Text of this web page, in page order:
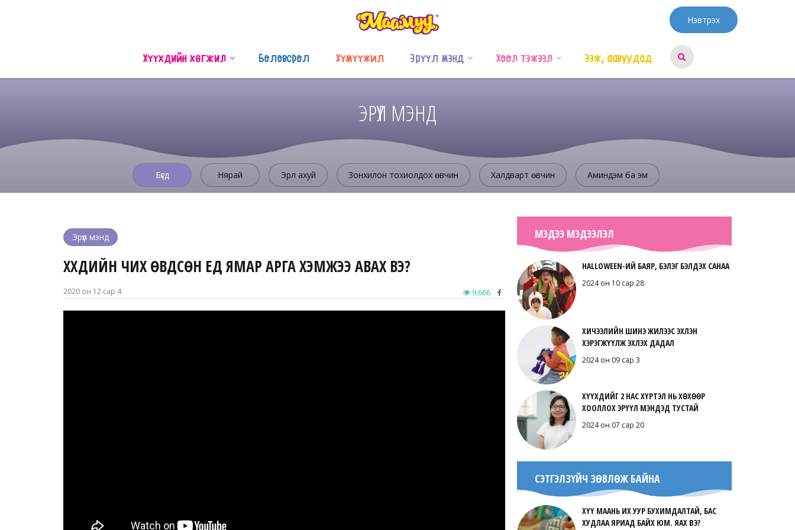
Нэвтрэх
Хүүхдийн хөгжил Боловсрол Хүмүүжил Эрүүл мэнд Хоол тэжээл Ээж, аавуудад
ЭРҮҮЛ МЭНД
Бүгд Нярай Эрүүл ахуй Зонхилон тохиолдох өвчин Халдварт өвчин Аминдэм ба эм
Эрүүл мэнд
ХҮҮХДИЙН ЧИХ ӨВДСӨН ҮЕД ЯМАР АРГА ХЭМЖЭЭ АВАХ ВЭ?
2020 он 12 сар 4 9,666
МЭДЭЭ МЭДЭЭЛЭЛ
HALLOWEEN-ИЙ БАЯР, БЭЛЭГ БЭЛДЭХ САНАА
2024 он 10 сар 28
ХИЧЭЭЛИЙН ШИНЭ ЖИЛЭЭС ЭХЛЭН
ХЭРЭГЖҮҮЛЖ ЭХЛЭХ ДАДАЛ
2024 он 09 сар 3
ХҮҮХДИЙГ 2 НАС ХҮРТЭЛ НЬ ХӨХӨӨР
ХООЛЛОХ ЭРҮҮЛ МЭНДЭД ТУСТАЙ
2024 он 07 сар 20
СЭТГЭЛЗҮЙЧ ЗӨВЛӨЖ БАЙНА
ХҮҮ МААНЬ ИХ УУР БУХИМДАЛТАЙ, БАС
ХУДЛАА ЯРИАД БАЙХ ЮМ. ЯАХ ВЭ?